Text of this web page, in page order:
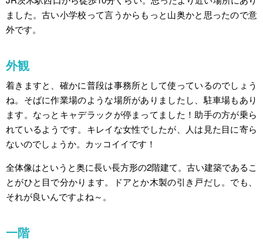
ました。古い小学校って言うからもっと山奥かと思ったので意
外です。
外観
着きますと、確かに普段は事務所として使っているのでしょう
ね。そばに作業場のような場所がありましたし、駐車場もあり
ます。なっとキャデラックが停まってました！助手の方が乗ら
れているようです。キレイな女性でしたが、人は見た目に寄ら
ないのでしょうか。カッコイイです！
全体像はというと奥に長い長方形の2階建て。古い建築であるこ
とがひと目で分かります。ドアとか木製の引き戸だし。でも、
それが良いんですよね～。
一階